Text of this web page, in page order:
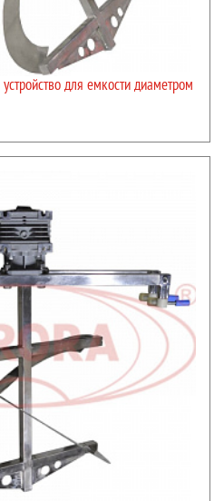
для емкости диаметром